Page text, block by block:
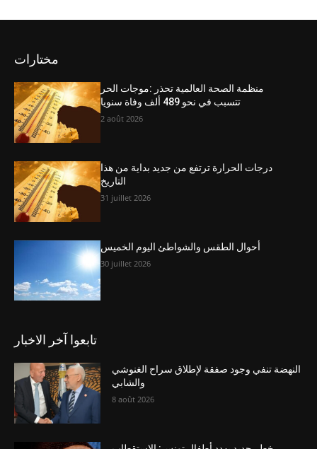
مختارات
منظمة الصحة العالمية تحذر :موجات الحر
تتسبب في نحو 489 ألف وفاة سنويا
2 août 2026
درجات الحرارة ترتفع من جديد بداية من هذا
التاريخ
31 juillet 2026
أحوال الطقس والشواطئ اليوم الخميس
30 juillet 2026
تابعوا آخر الاخبار
النهضة تنفي وجود صفقة لإطلاق سراح الغنوشي
والشابي
8 août 2026